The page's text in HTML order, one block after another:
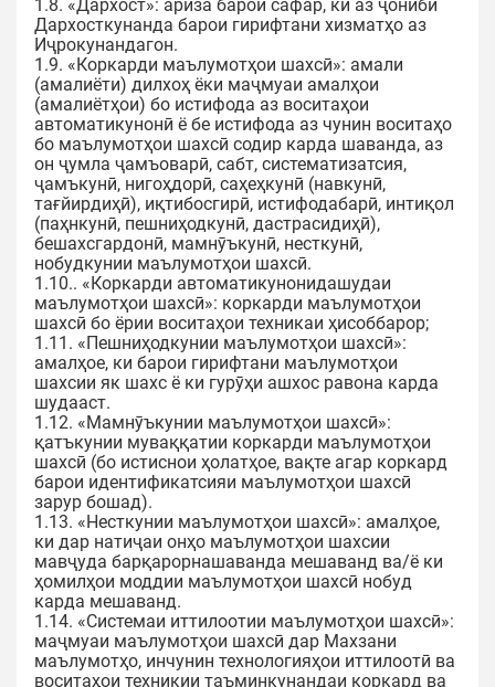
1.8. «Дархост»: ариза барои сафар, ки аз ҷониби
Дархосткунанда барои гирифтани хизматҳо аз
Иҷрокунандагон.
1.9. «Коркарди маълумотҳои шахсӣ»: амали
(амалиёти) дилхоҳ ёки маҷмуаи амалҳои
(амалиётҳои) бо истифода аз воситаҳои
автоматикунонӣ ё бе истифода аз чунин воситаҳо
бо маълумотҳои шахсӣ содир карда шаванда, аз
он ҷумла ҷамъоварӣ, сабт, систематизатсия,
ҷамъкунӣ, нигоҳдорӣ, саҳеҳкунӣ (навкунӣ,
тағйирдиҳӣ), иқтибосгирӣ, истифодабарӣ, интиқол
(паҳнкунӣ, пешниҳодкунӣ, дастрасидиҳӣ),
бешахсгардонӣ, мамнӯъкунӣ, несткунӣ,
нобудкунии маълумотҳои шахсӣ.
1.10.. «Коркарди автоматикунонидашудаи
маълумотҳои шахсӣ»: коркарди маълумотҳои
шахсӣ бо ёрии воситаҳои техникаи ҳисоббарор;
1.11. «Пешниҳодкунии маълумотҳои шахсӣ»:
амалҳое, ки барои гирифтани маълумотҳои
шахсии як шахс ё ки гурӯҳи ашхос равона карда
шудааст.
1.12. «Мамнӯъкунии маълумотҳои шахсӣ»:
қатъкунии муваққатии коркарди маълумотҳои
шахсӣ (бо истиснои ҳолатҳое, вақте агар коркард
барои идентификатсияи маълумотҳои шахсӣ
зарур бошад).
1.13. «Несткунии маълумотҳои шахсӣ»: амалҳое,
ки дар натиҷаи онҳо маълумотҳои шахсии
мавҷуда барқарорнашаванда мешаванд ва/ё ки
ҳомилҳои моддии маълумотҳои шахсӣ нобуд
карда мешаванд.
1.14. «Системаи иттилоотии маълумотҳои шахсӣ»:
маҷмуаи маълумотҳои шахсӣ дар Махзани
маълумотҳо, инчунин технологияҳои иттилоотӣ ва
воситаҳои техникии таъминкунандаи коркард ва